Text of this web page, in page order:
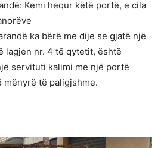
Kemi hequr këtë portë, e cila
ka bërë me dije se gjatë një
lagjen nr. 4 të qytetit, është
servituti kalimi me një portë
të paligjshme.